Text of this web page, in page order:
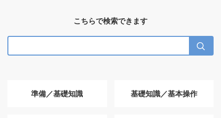
こちらで検索できます
準備／基礎知識 基礎知識／基本操作